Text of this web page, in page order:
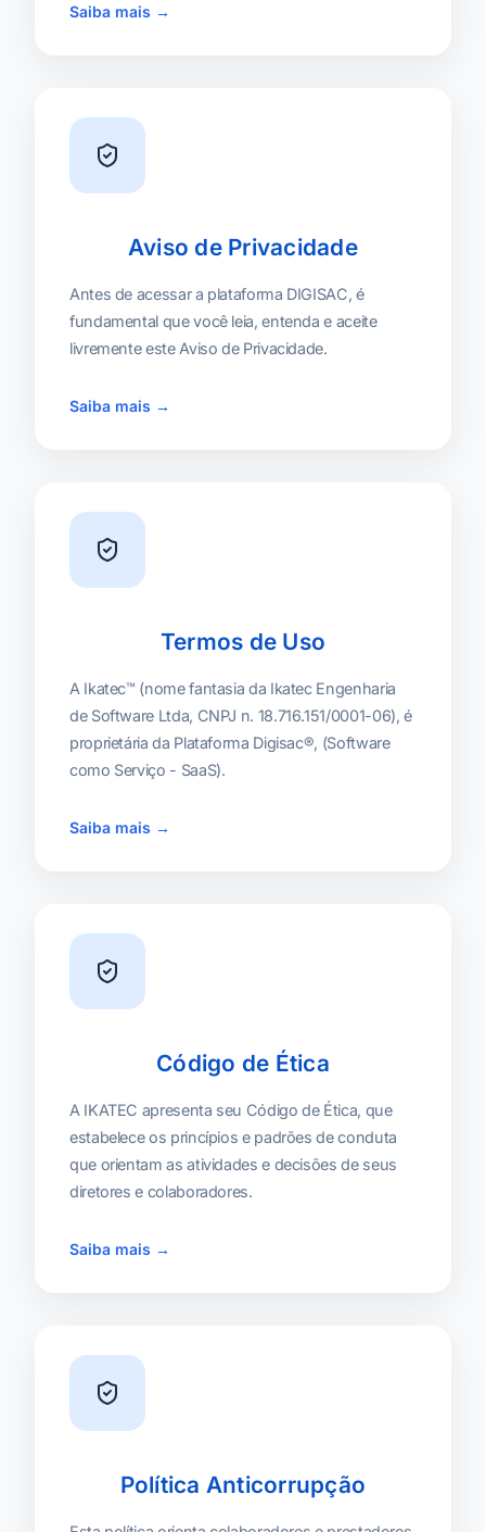
Saiba mais →
Aviso de Privacidade
Antes de acessar a plataforma DIGISAC, é
fundamental que você leia, entenda e aceite
livremente este Aviso de Privacidade.
Saiba mais →
Termos de Uso
A Ikatec™ (nome fantasia da Ikatec Engenharia
de Software Ltda, CNPJ n. 18.716.151/0001-06), é
proprietária da Plataforma Digisac®, (Software
como Serviço - SaaS).
Saiba mais →
Código de Ética
A IKATEC apresenta seu Código de Ética, que
estabelece os princípios e padrões de conduta
que orientam as atividades e decisões de seus
diretores e colaboradores.
Saiba mais →
Política Anticorrupção